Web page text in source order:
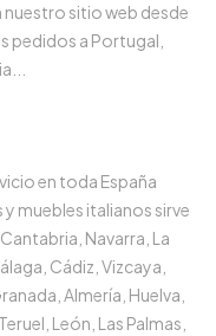
nuestro sitio web desde
pedidos a Portugal,
en toda España
muebles italianos sirve
Navarra, La
Cádiz, Vizcaya,
Almería, Huelva,
León, Las Palmas,